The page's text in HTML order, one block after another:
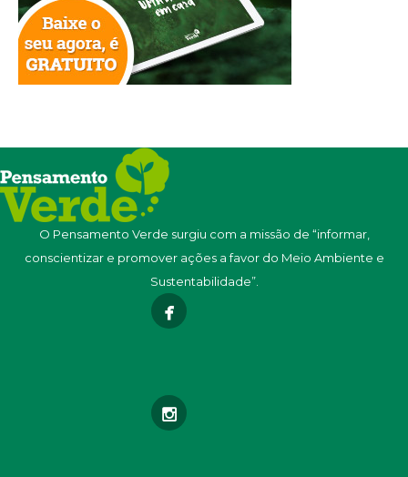
O Pensamento Verde surgiu com a missão de “informar,
conscientizar e promover ações a favor do Meio Ambiente e
Sustentabilidade”.